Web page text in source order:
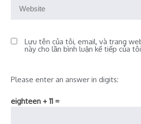
Lưu tên của tôi, email, và trang
này cho lần bình luận kế tiếp của
Please enter an answer in digits:
eighteen + 11 =